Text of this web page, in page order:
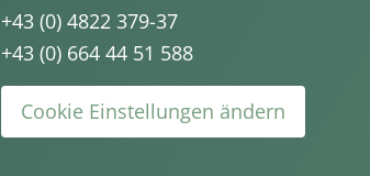
+43 (0) 4822 379-37
+43 (0) 664 44 51 588
Cookie Einstellungen ändern